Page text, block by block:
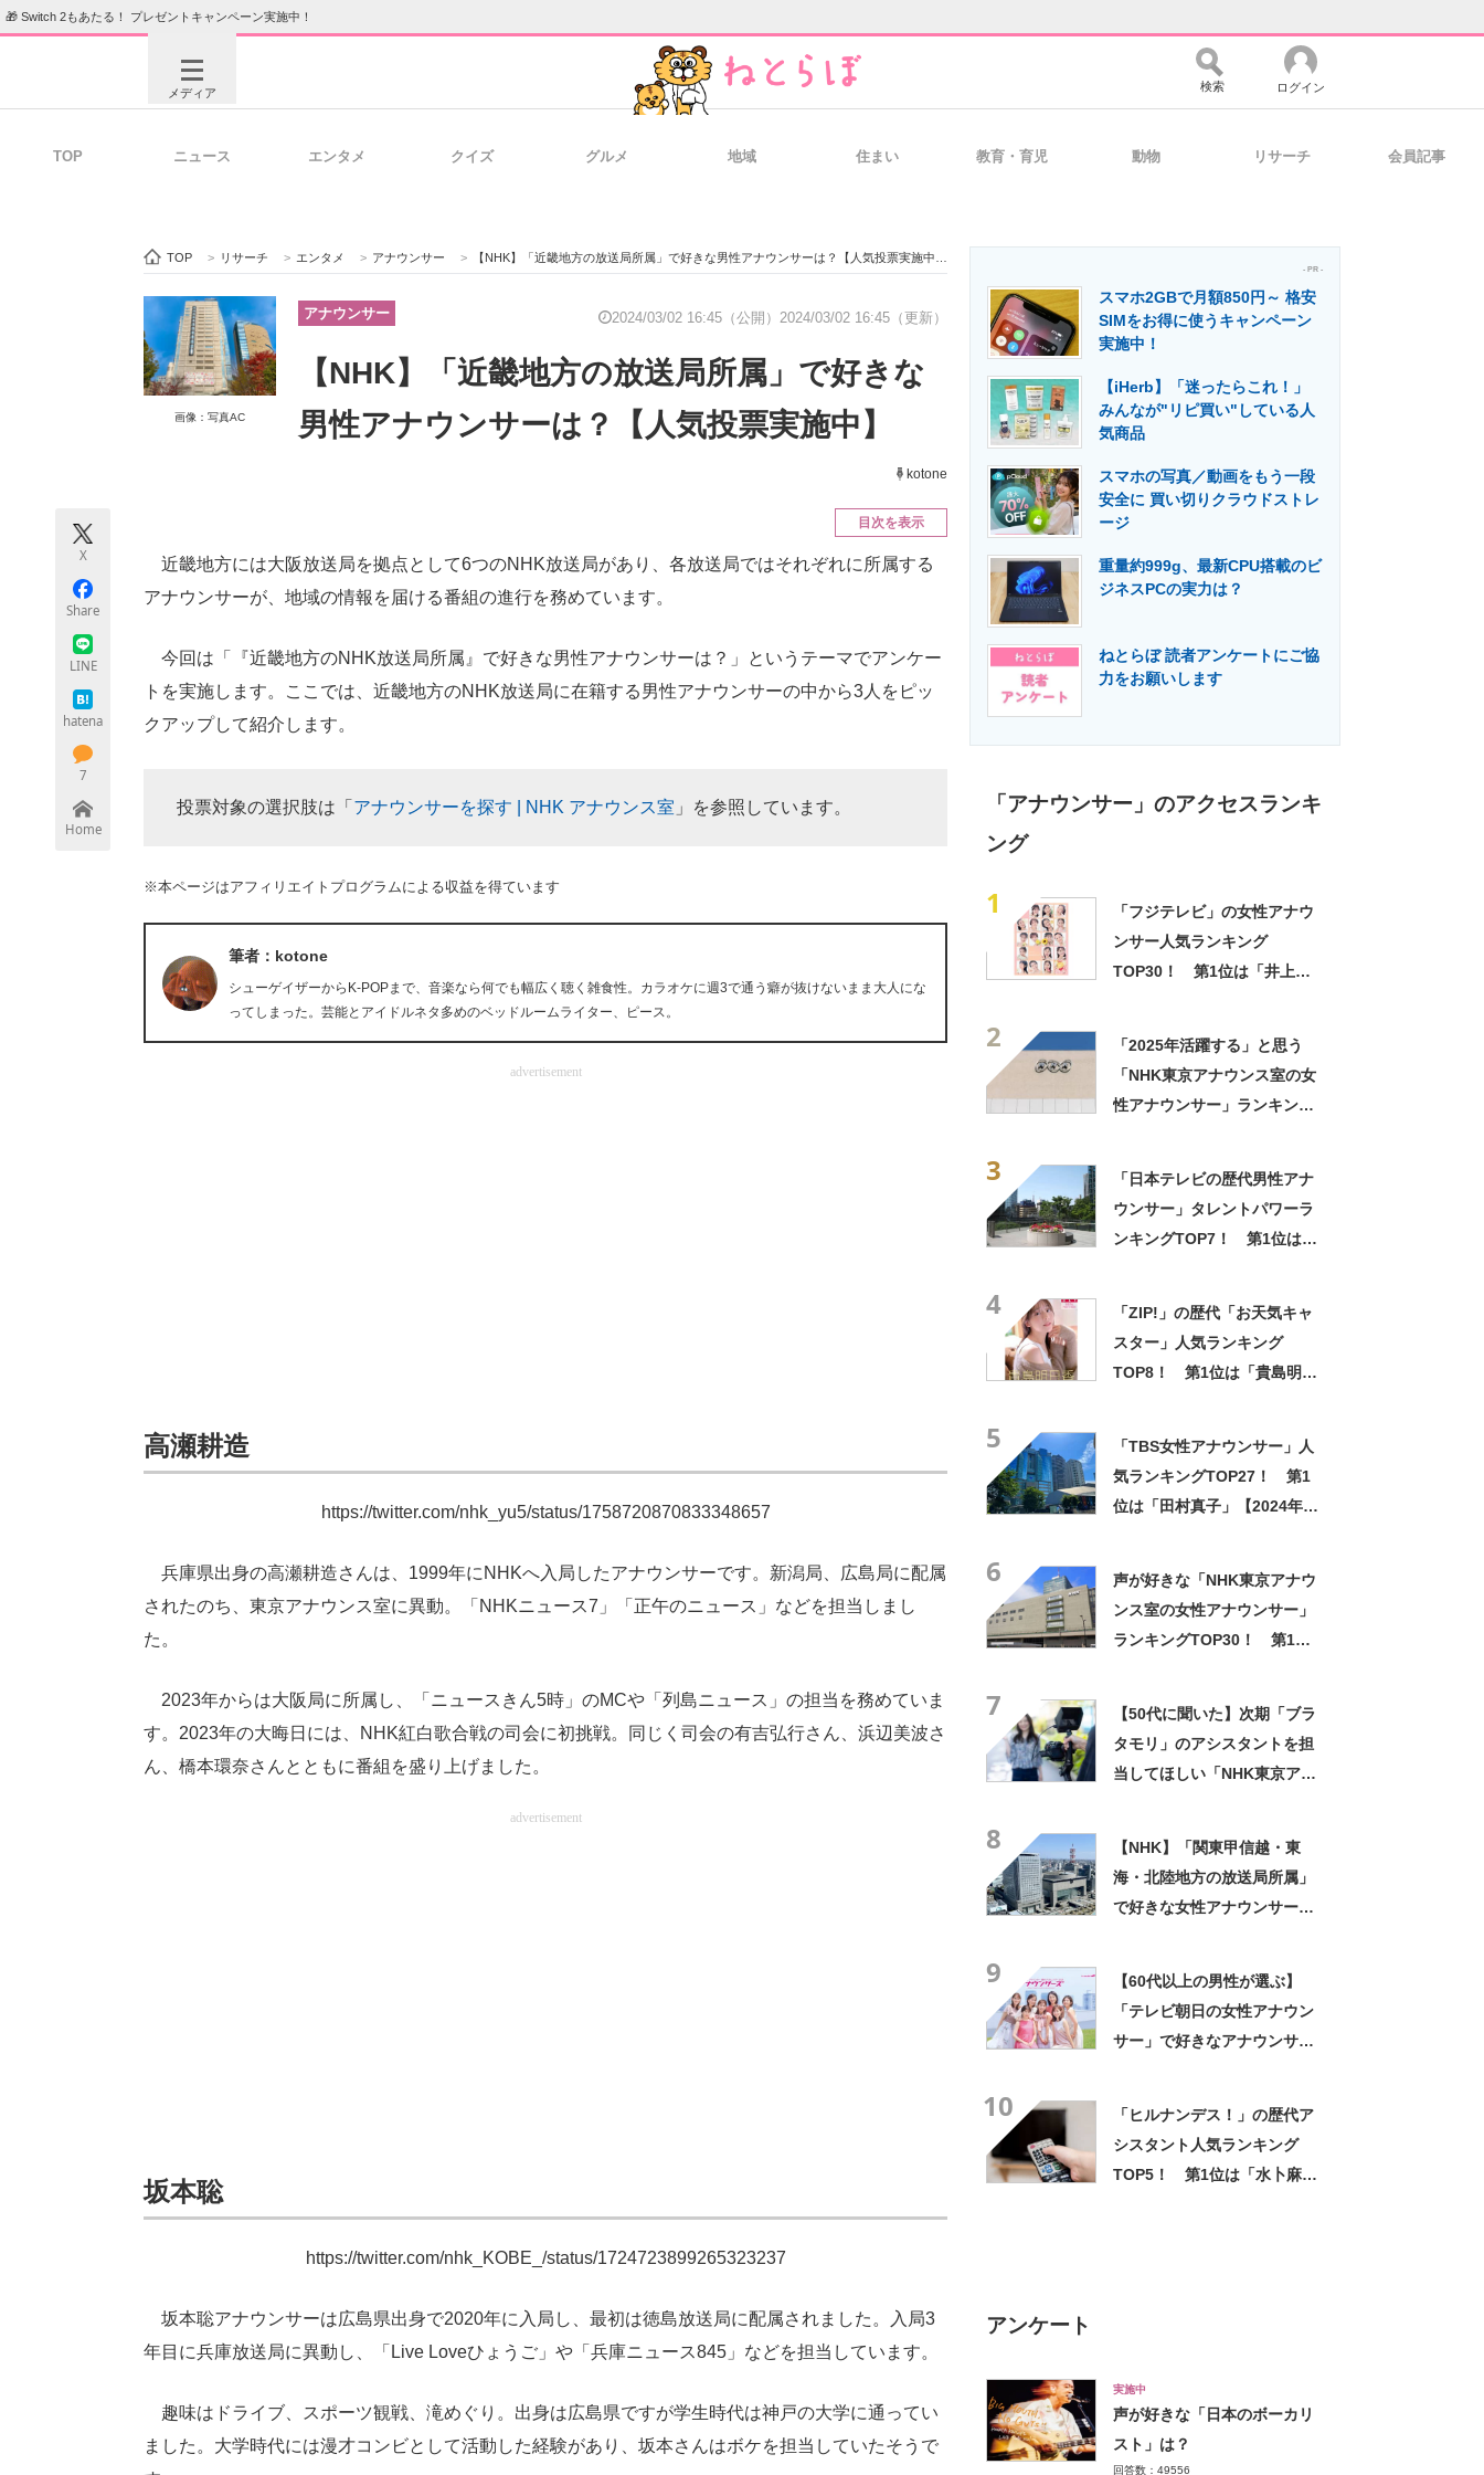
🎁 Switch 2もあたる！ プレゼントキャンペーン実施中！
メディア
ビジネスと働き方のヒント 経営リーダーのコミュニティ マーケ×ITの今がよく分かる
IT製品の技術・比較・事例 製造業のIT導入・活用を支援
エネルギーの専門メディア 建設×テクノロジーの最前線
検索 ログイン
TOP ニュース エンタメ クイズ グルメ 地域 住まい 教育・育児 動物 リサーチ 会員記事
TOP > リサーチ > エンタメ > アナウンサー > 【NHK】「近畿地方の放送局所属」で好きな男性アナウンサーは？【人気投票実施中】
画像：写真AC
アナウンサー 2024/03/02 16:45（公開） 2024/03/02 16:45（更新）
【NHK】「近畿地方の放送局所属」で好きな
男性アナウンサーは？【人気投票実施中】
kotone
X
Share
LINE
hatena
7
Home
目次を表示
近畿地方には大阪放送局を拠点として6つのNHK放送局があり、各放送局ではそれぞれに所属する
アナウンサーが、地域の情報を届ける番組の進行を務めています。
今回は「『近畿地方のNHK放送局所属』で好きな男性アナウンサーは？」というテーマでアンケー
トを実施します。ここでは、近畿地方のNHK放送局に在籍する男性アナウンサーの中から3人をピッ
クアップして紹介します。
投票対象の選択肢は「 アナウンサーを探す | NHK アナウンス室 」を参照しています。
※本ページはアフィリエイトプログラムによる収益を得ています
筆者：kotone
シューゲイザーからK-POPまで、音楽なら何でも幅広く聴く雑食性。カラオケに週3で通う癖が抜けないまま大人にな
ってしまった。芸能とアイドルネタ多めのベッドルームライター、ピース。
advertisement
高瀬耕造
https://twitter.com/nhk_yu5/status/1758720870833348657
兵庫県出身の高瀬耕造さんは、1999年にNHKへ入局したアナウンサーです。新潟局、広島局に配属
されたのち、東京アナウンス室に異動。「NHKニュース7」「正午のニュース」などを担当しまし
た。
2023年からは大阪局に所属し、「ニュースきん5時」のMCや「列島ニュース」の担当を務めていま
す。2023年の大晦日には、NHK紅白歌合戦の司会に初挑戦。同じく司会の有吉弘行さん、浜辺美波さ
ん、橋本環奈さんとともに番組を盛り上げました。
advertisement
坂本聡
https://twitter.com/nhk_KOBE_/status/1724723899265323237
坂本聡アナウンサーは広島県出身で2020年に入局し、最初は徳島放送局に配属されました。入局3
年目に兵庫放送局に異動し、「Live Loveひょうご」や「兵庫ニュース845」などを担当しています。
趣味はドライブ、スポーツ観戦、滝めぐり。出身は広島県ですが学生時代は神戸の大学に通ってい
ました。大学時代には漫才コンビとして活動した経験があり、坂本さんはボケを担当していたそうで
- PR -
スマホ2GBで月額850円～ 格安
SIMをお得に使うキャンペーン
実施中！
【iHerb】「迷ったらこれ！」
みんなが"リピ買い"している人
気商品
スマホの写真／動画をもう一段
安全に 買い切りクラウドストレ
ージ
重量約999g、最新CPU搭載のビ
ジネスPCの実力は？
ねとらぼ 読者アンケートにご協
力をお願いします
「アナウンサー」のアクセスランキ
ング
1
「フジテレビ」の女性アナウ
ンサー人気ランキング
TOP30！ 第1位は「井上清
2
「2025年活躍する」と思う
「NHK東京アナウンス室の女
性アナウンサー」ランキング
3
「日本テレビの歴代男性アナ
ウンサー」タレントパワーラ
ンキングTOP7！ 第1位は
4
「ZIP!」の歴代「お天気キャ
スター」人気ランキング
TOP8！ 第1位は「貴島明日
5
「TBS女性アナウンサー」人
気ランキングTOP27！ 第1
位は「田村真子」【2024年最
6
声が好きな「NHK東京アナウ
ンス室の女性アナウンサー」
ランキングTOP30！ 第1位
7
【50代に聞いた】次期「ブラ
タモリ」のアシスタントを担
当してほしい「NHK東京アナ
8
【NHK】「関東甲信越・東
海・北陸地方の放送局所属」
で好きな女性アナウンサー
9
【60代以上の男性が選ぶ】
「テレビ朝日の女性アナウン
サー」で好きなアナウンサー
10
「ヒルナンデス！」の歴代ア
シスタント人気ランキング
TOP5！ 第1位は「水卜麻
アンケート
実施中
声が好きな「日本のボーカリ
スト」は？
回答数：49556